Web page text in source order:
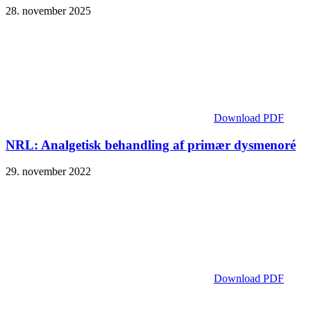
28. november 2025
Download PDF
NRL: Analgetisk behandling af primær dysmenoré
29. november 2022
Download PDF